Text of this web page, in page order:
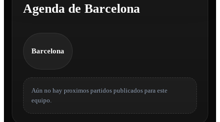
Agenda de Barcelona
Barcelona
Aún no hay proximos partidos publicados para este
equipo.